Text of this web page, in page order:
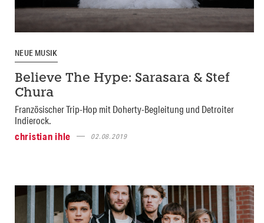
NEUE MUSIK
Believe The Hype: Sarasara & Stef
Chura
Französischer Trip-Hop mit Doherty-Begleitung und Detroiter
Indierock.
christian ihle
02.08.2019